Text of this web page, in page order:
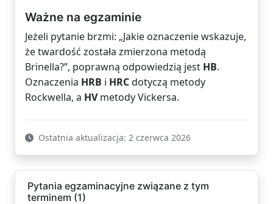
Ważne na egzaminie
Jeżeli pytanie brzmi: „Jakie oznaczenie wskazuje,
że twardość została zmierzona metodą
Brinella?”, poprawną odpowiedzią jest HB.
Oznaczenia HRB i HRCdotyczą metody
Rockwella, a HVmetody Vickersa.
Ostatnia aktualizacja: 2 czerwca 2026
Pytania egzaminacyjne związane z tym
terminem (1)